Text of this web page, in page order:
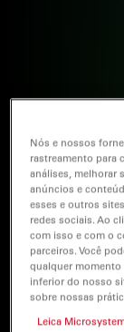
Nós e nossos
rastreamento para
análises, melhorar
anúncios e
esses e outros
redes sociais. Ao
com isso e com o
parceiros. Você
qualquer momento
inferior do nosso
sobre nossas
Leica